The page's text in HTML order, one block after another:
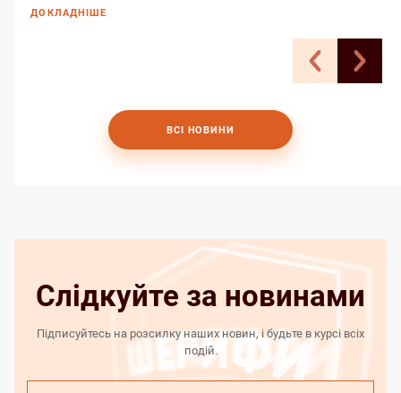
ДОКЛАДНІШЕ
ВСІ НОВИНИ
Слідкуйте за новинами
Підписуйтесь на розсилку наших новин, і будьте в курсі всіх
подій.